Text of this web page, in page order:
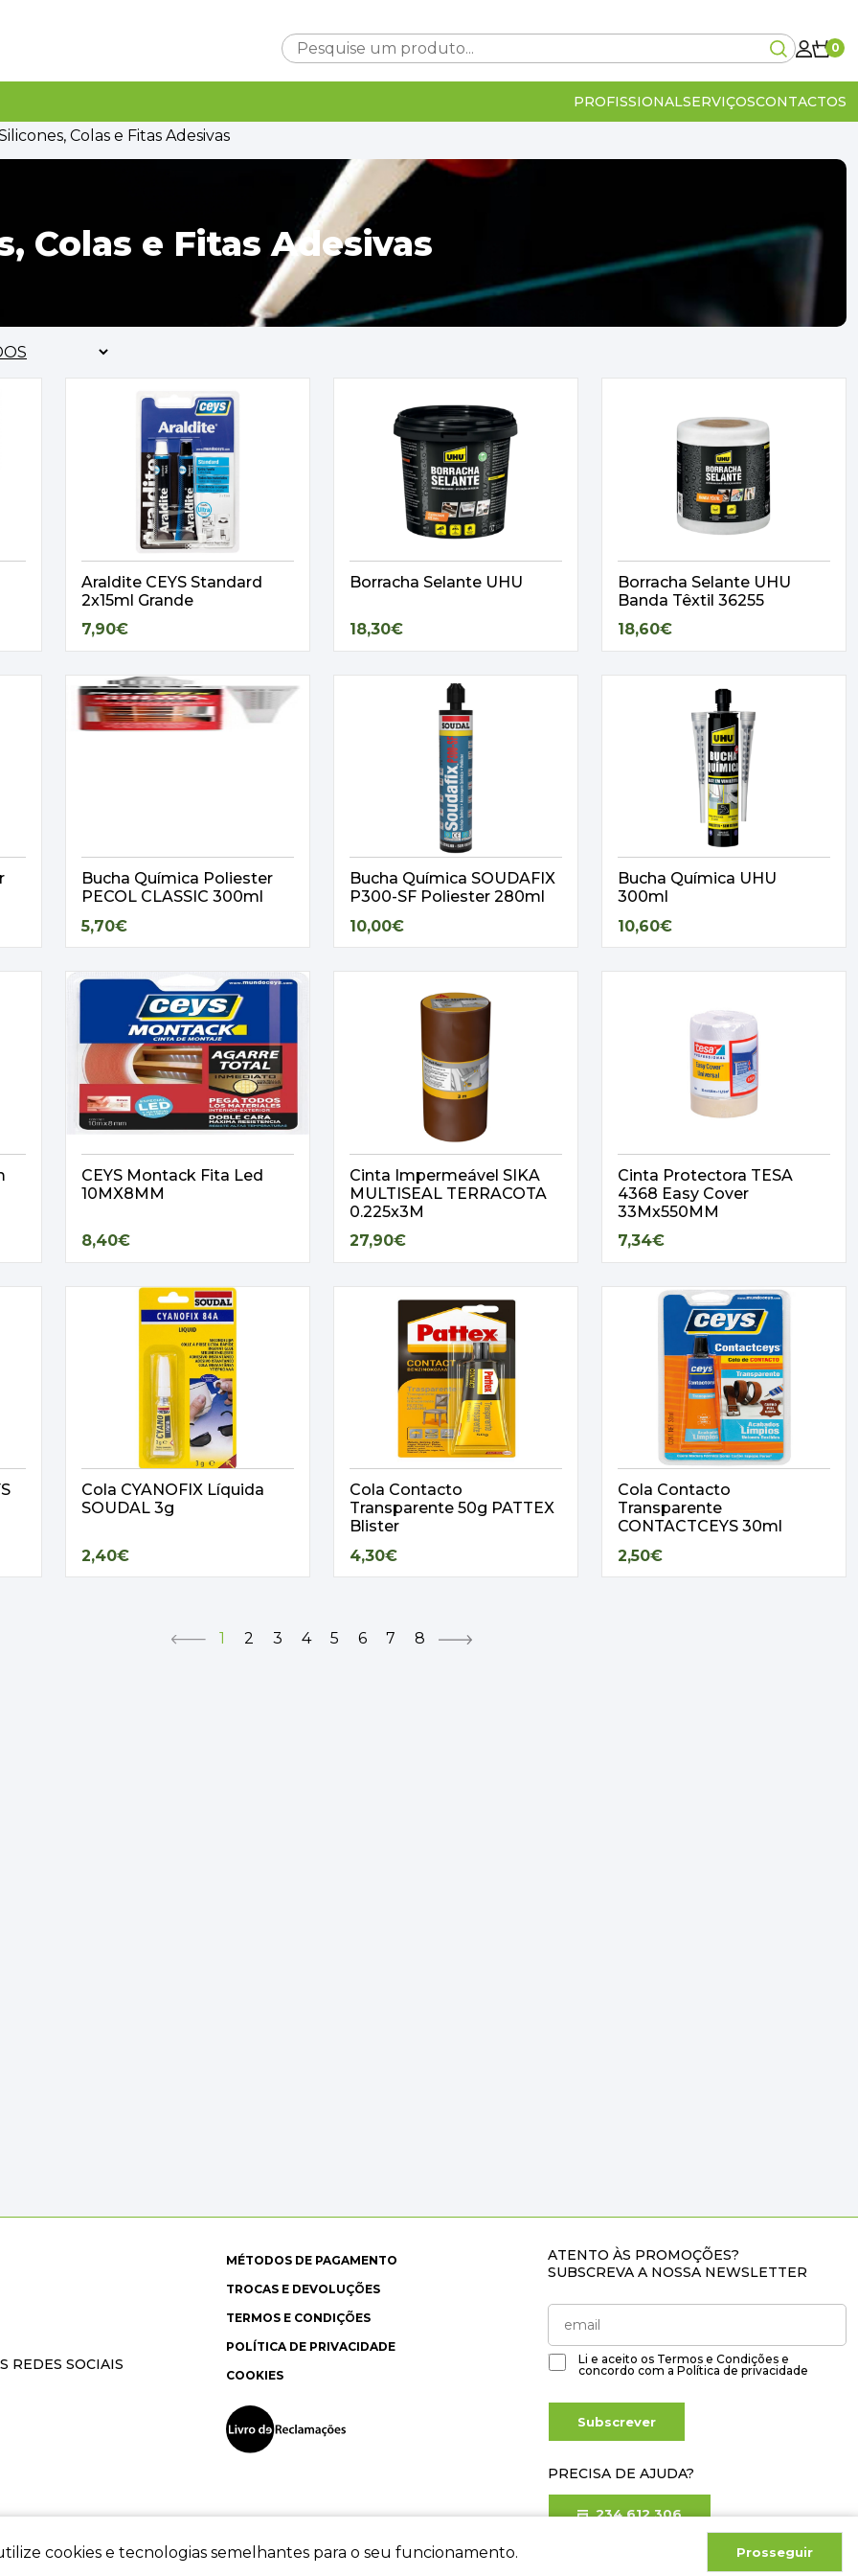
0
PROFISSIONALSERVIÇOSCONTACTOS
Carrinho Vazio!
Subtotal
Entrega
A calcular no checkout
TOTAL
0,00€ IVA Incluído
Colas e Fitas Adesivas
Colas e Fitas Adesivas
Araldite CEYS Standard
2x15ml Grande
7,90€
Borracha Selante UHU
18,30€
Borracha Selante UHU
Banda Têxtil 36255
18,60€
Bucha Química Poliester
PECOL CLASSIC 300ml
5,70€
Bucha Química SOUDAFIX
P300-SF Poliester 280ml
10,00€
Bucha Química UHU
300ml
10,60€
CEYS Montack Fita Led
10MX8MM
8,40€
Cinta Impermeável SIKA
MULTISEAL TERRACOTA
0.225x3M
27,90€
Cinta Protectora TESA
4368 Easy Cover
33Mx550MM
7,34€
Cola CYANOFIX Líquida
SOUDAL 3g
2,40€
Cola Contacto
Transparente 50g PATTEX
Blister
4,30€
Cola Contacto
Transparente
CONTACTCEYS 30ml
2,50€
1 2 3 4 5 6 7 8
cookies e tecnologias semelhantes para o seu funcionamento. Prosseguir
REDES SOCIAIS
MÉTODOS DE PAGAMENTO
TROCAS E DEVOLUÇÕES
TERMOS E CONDIÇÕES
POLÍTICA DE PRIVACIDADE
COOKIES
ATENTO ÀS PROMOÇÕES?
SUBSCREVA A NOSSA NEWSLETTER
Li e aceito os Termos e Condições e
concordo com a Política de privacidade
Subscrever
PRECISA DE AJUDA?
234 612 306